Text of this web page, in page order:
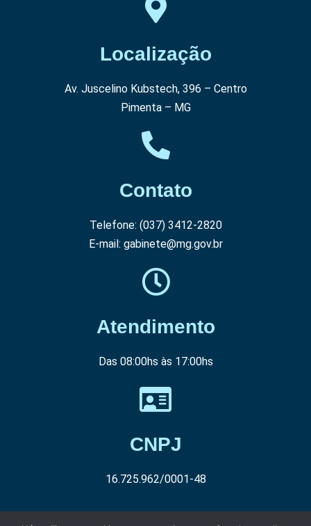
Localização
Av. Juscelino Kubstech, 396 – Centro
Pimenta – MG
Contato
Telefone: (037) 3412-2820
E-mail: gabinete@mg.gov.br
Atendimento
Das 08:00hs às 17:00hs
CNPJ
16.725.962/0001-48